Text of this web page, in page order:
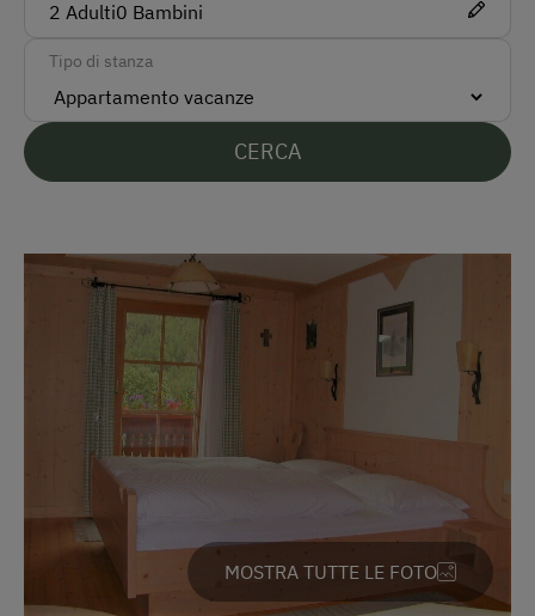
Parcheggio
Parcheggio gratuito
In agriturismo
Salotto di tipo rustico
Giardino / prato
Giardino della casa
Prodotti fatti in casa
Servizi per bambini
Bambini benvenuti
2 Adulti0 Bambini
Tipo di stanza
CERCA
MOSTRA TUTTE LE FOTO